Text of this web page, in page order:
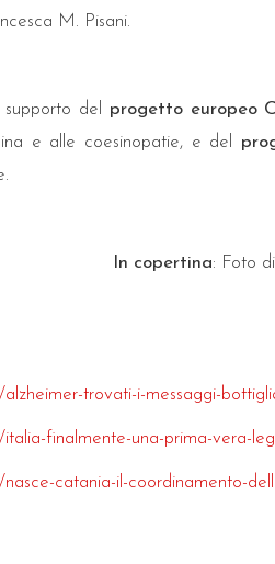
M. Pisani.
del progetto europeo
e alle coesinopatie, e del
In copertina: Foto di
trovati-i-messaggi-
finalmente-una-prima-vera-
catania-il-coordinamento-